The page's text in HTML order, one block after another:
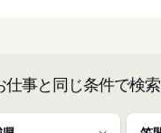
仕事と同じ条件で検索